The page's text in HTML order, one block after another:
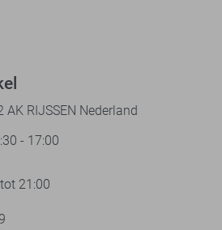
RIJSSEN Nederland
- 17:00
21:00